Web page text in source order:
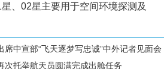
、02星主要用于空间环境探测及
席中宣部“飞天逐梦写忠诚”中外记者见面会
次托举航天员圆满完成出舱任务